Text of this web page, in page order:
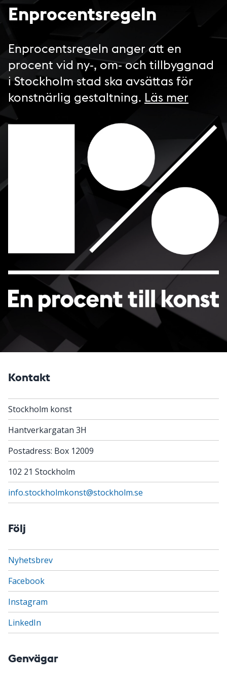
Enprocentsregeln
Enprocentsregeln anger att en
procent vid ny-, om- och tillbyggnad
i Stockholm stad ska avsättas för
konstnärlig gestaltning. Läs mer
Kontakt
Stockholm konst
Hantverkargatan 3H
Postadress: Box 12009
102 21 Stockholm
info.stockholmkonst@stockholm.se
Följ
Nyhetsbrev
Facebook
Instagram
LinkedIn
Genvägar